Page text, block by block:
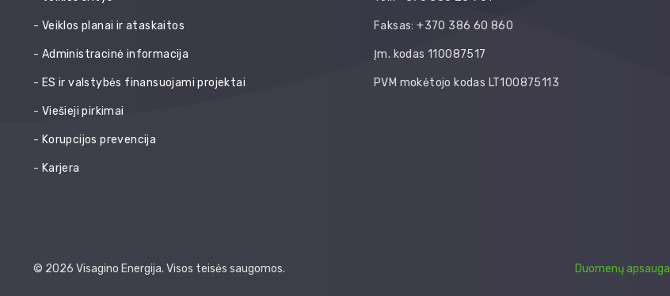
Veiklos planai ir ataskaitos
Administracinė informacija
ES ir valstybės finansuojami projektai
Viešieji pirkimai
Korupcijos prevencija
Karjera
Faksas: +370 386 60 860
Įm. kodas 110087517
PVM mokėtojo kodas LT100875113
© 2026 Visagino Energija. Visos teisės saugomos. Duomenų apsauga